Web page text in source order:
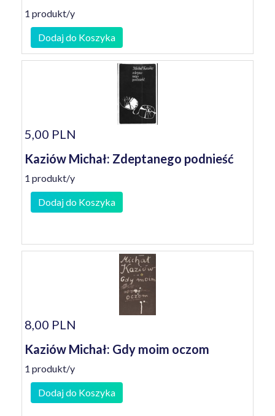
1 produkt/y
Dodaj do Koszyka
5,00 PLN
Kaziów Michał: Zdeptanego podnieść
1 produkt/y
Dodaj do Koszyka
8,00 PLN
Kaziów Michał: Gdy moim oczom
1 produkt/y
Dodaj do Koszyka